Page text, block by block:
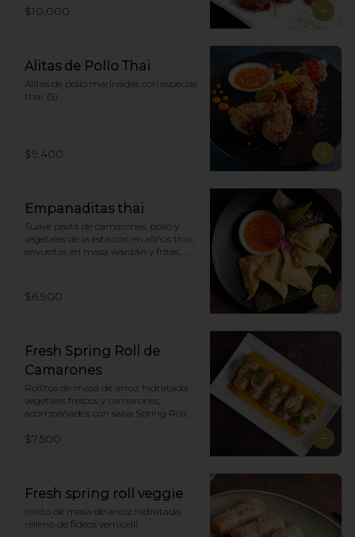
$10.000
Alitas de Pollo Thai
Alitas de pollo marinadas con especias
thai. (5)
$9.400
Empanaditas thai
Suave pasta de camarones, pollo y
vegetales de la estación en aliños thai,
envueltas en masa wantán y fritas,
$6.900
Fresh Spring Roll de
Camarones
Rollitos de masa de arroz hidratada,
vegetales frescos y camarones,
acompañados con salsa Spring Roll.
$7.500
Fresh spring roll veggie
rollito de masa de arroz hidratada
relleno de fideos vemicelli